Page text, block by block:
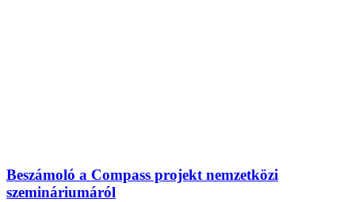
Beszámoló a Compass projekt nemzetközi
szemináriumáról